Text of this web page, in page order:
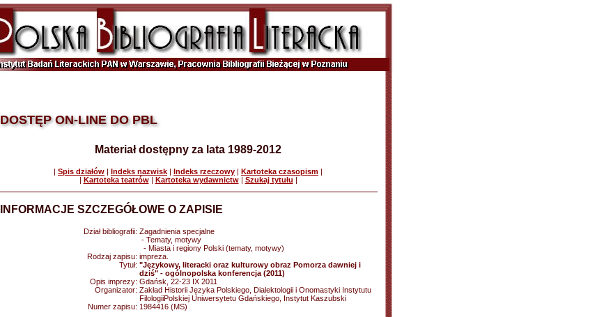
DOSTĘP ON-LINE DO PBL
Materiał dostępny za lata 1989-2012
| Spis działów | Indeks nazwisk | Indeks rzeczowy | Kartoteka czasopism |
| Kartoteka teatrów| Kartoteka wydawnictw| Szukaj tytułu |
INFORMACJE SZCZEGÓŁOWE O ZAPISIE
Dział bibliografii: Zagadnienia specjalne
- Tematy, motywy
- Miasta i regiony Polski (tematy, motywy)
Rodzaj zapisu: impreza.
Tytuł: "Językowy, literacki oraz kulturowy obraz Pomorza dawniej i
dziś" - ogólnopolska konferencja (2011)
Opis imprezy: Gdańsk, 22-23 IX 2011
Organizator: Zakład Historii Języka Polskiego, Dialektologii i Onomastyki Instytutu
FilologiiPolskiej Uniwersytetu Gdańskiego, Instytut Kaszubski
Numer zapisu: 1984416 (MS)